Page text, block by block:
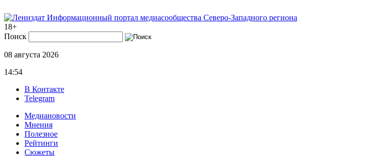
Информационный портал медиасообщества Северо-Западного региона
18+
Поиск
08 августа 2026
14:54
В Контакте
Telegram
Медиановости
Мнения
Полезное
Рейтинги
Сюжеты